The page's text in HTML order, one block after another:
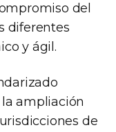
del
diferentes
y ágil.
ampliación
de